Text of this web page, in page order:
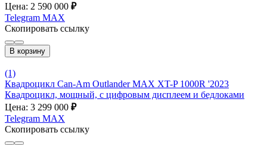
Цена: 2 590 000 ₽
Telegram MAX
Скопировать ссылку
В корзину
(1)
Квадроцикл Can-Am Outlander MAX XT-P 1000R '2023
Квадроцикл, мощный, с цифровым дисплеем и бедлоками
Цена: 3 299 000 ₽
Telegram MAX
Скопировать ссылку